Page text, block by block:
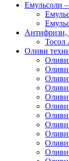
Емульсоли
Антифризи,
Тосол
Оливи
Оливи
Оливи
Оливи
Оливи
Оливи
Оливи
Оливи
Оливи
Оливи